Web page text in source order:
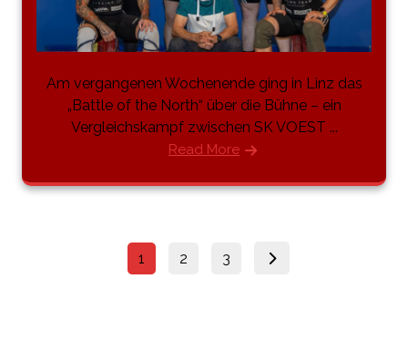
Am vergangenen Wochenende ging in Linz das
„Battle of the North“ über die Bühne – ein
Vergleichskampf zwischen SK VOEST ...
Read More
1 2 3